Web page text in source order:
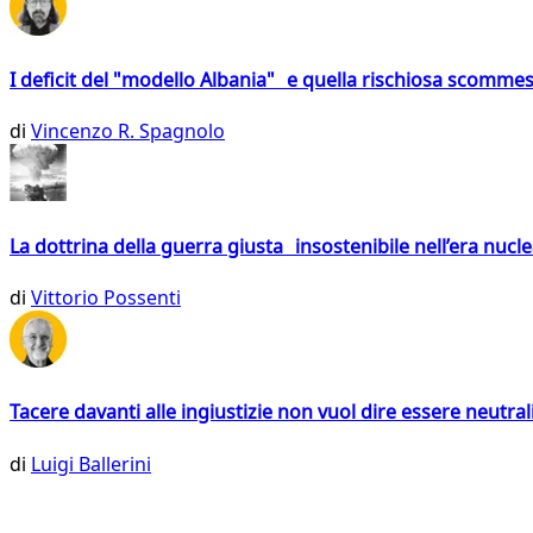
I deficit del "modello Albania" e quella rischiosa
di Vincenzo R. Spagnolo
La dottrina della guerra giusta insostenibile nell’era
di Vittorio Possenti
Tacere davanti alle ingiustizie non vuol dire essere
di Luigi Ballerini